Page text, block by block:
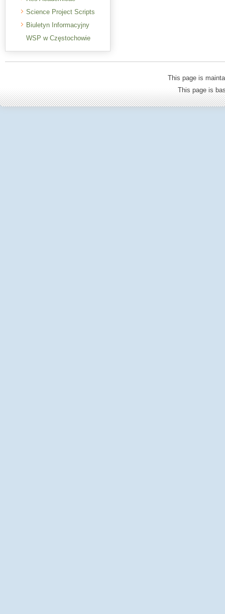
Science Project Scripts
Biuletyn Informacyjny
WSP w Częstochowie
This page is
This page is